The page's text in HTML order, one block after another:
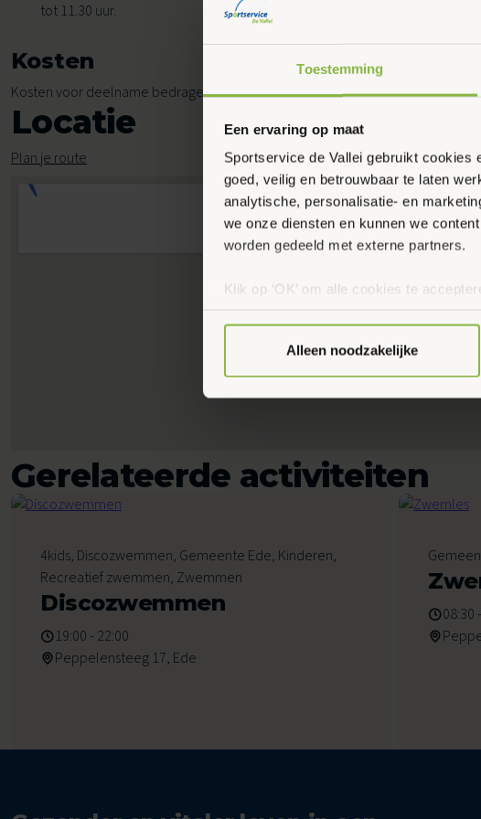
Toestemming
Een ervaring op maat
Sportservice de Vallei gebruikt cookies
goed, veilig en betrouwbaar te laten
analytische, personalisatie- en
we onze diensten en kunnen we
worden gedeeld met externe partners.
Klik op ‘OK’ om alle cookies te
Alleen noodzakelijke
tot 11.30 uur.
Kosten
Kosten voor deelname bedragen € 5,65 per les.
Locatie
Plan je route
Gerelateerde activiteiten
7
Augustus 2026
4kids, Discozwemmen, Gemeente Ede, Kinderen,
Recreatief zwemmen, Zwemmen
Discozwemmen
19:00 - 22:00
Peppelensteeg 17, Ede
08:30